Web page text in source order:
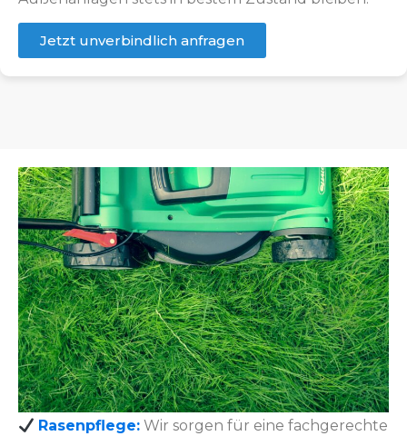
Jetzt unverbindlich anfragen
Rasenpflege: Wir sorgen für eine fachgerechte